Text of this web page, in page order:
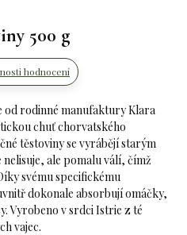
500 g
hodnocení
rodinné manufaktury Klara
chuť chorvatského
těstoviny se vyrábějí starým
ale pomalu válí, čímž
svému specifickému
dokonale absorbují omáčky,
Vyrobeno v srdci Istrie z té
vajec.